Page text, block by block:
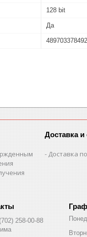
128 bit
Да
Доставка и
Доставка
258-00-88